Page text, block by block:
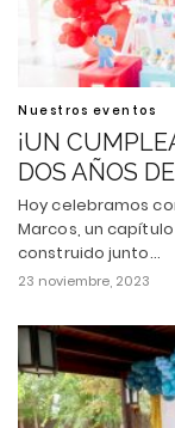
Nuestros eventos
¡UN
DOS AÑOS
Hoy celebramos
Marcos, un
construido junto…
23 noviembre, 2023